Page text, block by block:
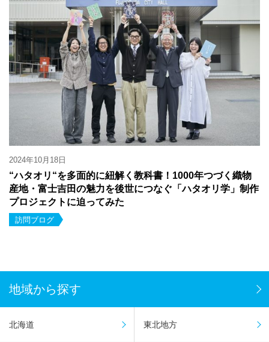
2024年10月18日
“ハタオリ“を多面的に紐解く教科書！1000年つづく織物
産地・富士吉田の魅力を後世につなぐ「ハタオリ学」制作
プロジェクトに迫ってみた
訪問ブログ
地域から探す
北海道 東北地方